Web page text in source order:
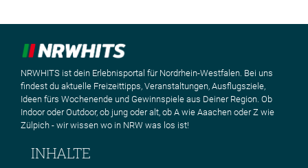
NRWHITS ist dein Erlebnisportal für Nordrhein-Westfalen. Bei uns
findest du aktuelle Freizeittipps, Veranstaltungen, Ausflugsziele,
Ideen fürs Wochenende und Gewinnspiele aus Deiner Region. Ob
Indoor oder Outdoor, ob jung oder alt, ob A wie Aaachen oder Z wie
Zülpich - wir wissen wo in NRW was los ist!
INHALTE